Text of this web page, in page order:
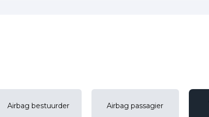
Airbag bestuurder Airbag passagier